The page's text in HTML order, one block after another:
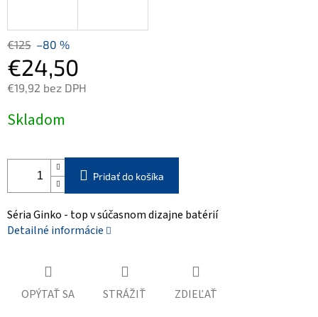
€125 –80 %
€24,50
€19,92 bez DPH
cena:
Skladom
Pridať do košíka
Séria Ginko - top v súčasnom dizajne batérií
Detailné informácie
OPÝTAŤ SA STRÁŽIŤ ZDIEĽAŤ